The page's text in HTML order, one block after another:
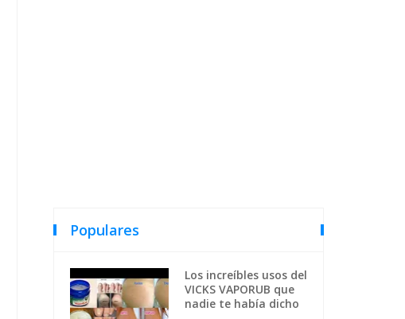
Populares
Los increíbles usos del
VICKS VAPORUB que
nadie te había dicho